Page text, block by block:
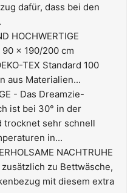
dafür, dass bei den
HOCHWERTIGE
x 190/200 cm
TEX Standard 100
aus Materialien...
- Das Dreamzie-
ist bei 30° in der
trocknet sehr schnell
in...
NACHTRUHE
zu Bettwäsche,
mit diesem extra